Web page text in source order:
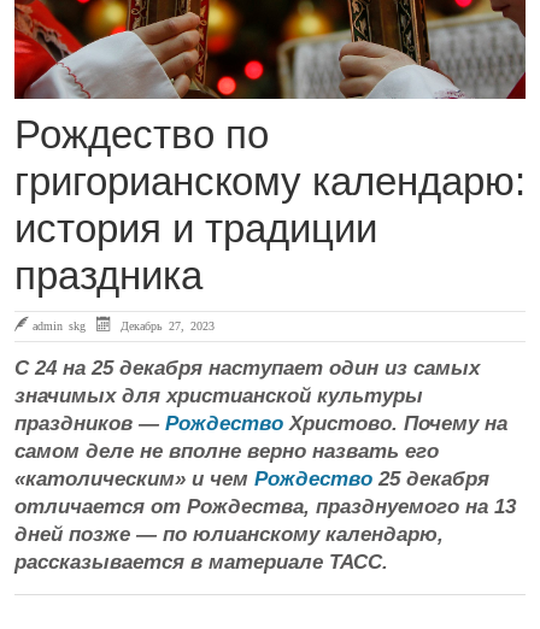
Рождество по
григорианскому календарю:
история и традиции
праздника
admin skg Декабрь 27, 2023
С 24 на 25 декабря наступает один из самых
значимых для христианской культуры
праздников — Рождество Христово. Почему на
самом деле не вполне верно назвать его
«католическим» и чем Рождество 25 декабря
отличается от Рождества, празднуемого на 13
дней позже — по юлианскому календарю,
рассказывается в материале ТАСС.